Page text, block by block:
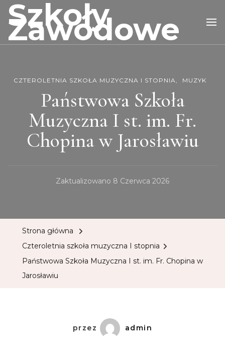
Szkoły
Zawodowe
CZTEROLETNIA SZKOŁA MUZYCZNA I STOPNIA MUZYK
Państwowa Szkoła
Muzyczna I st. im. Fr.
Chopina w Jarosławiu
Zaktualizowano 8 Czerwca 2026
Strona główna
Czteroletnia szkoła muzyczna I stopnia
Państwowa Szkoła Muzyczna I st. im. Fr. Chopina w
Jarosławiu
przez admin